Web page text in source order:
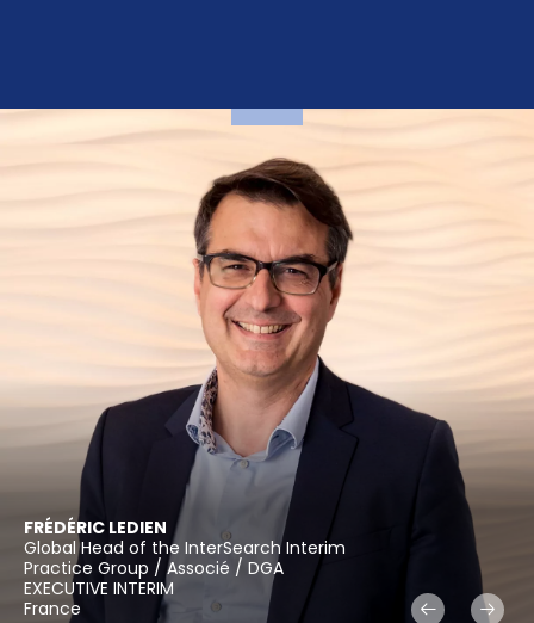
GRÉGOIREBEAURAIN
Directeur International / Directeur Associé
Practice Finance
EXECUTIVE SEARCH
France
FRÉDÉRIC LEDIEN
Global Head of the InterSearch Interim
Practice Group / Associé / DGA
EXECUTIVE INTERIM
France